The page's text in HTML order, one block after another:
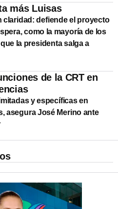
más Luisas
claridad: defiende el proyecto
como la mayoría de los
la presidenta salga a
de la CRT en
y específicas en
asegura José Merino ante